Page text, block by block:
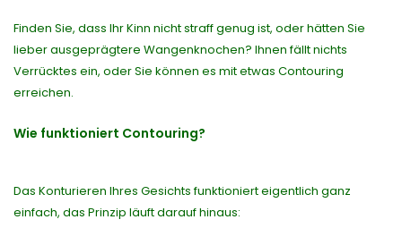
Finden Sie, dass Ihr Kinn nicht straff genug ist, oder hätten Sie
lieber ausgeprägtere Wangenknochen? Ihnen fällt nichts
Verrücktes ein, oder Sie können es mit etwas Contouring
erreichen.
Wie funktioniert Contouring?
Das Konturieren Ihres Gesichts funktioniert eigentlich ganz
einfach, das Prinzip läuft darauf hinaus: